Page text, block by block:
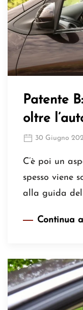
Patente
oltre
30 Giugno
C’è poi un
spesso viene
alla guida
Continua